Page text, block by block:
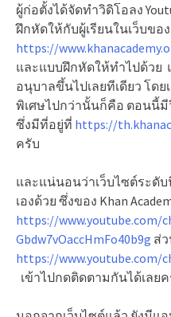
ผู้ก่อตั้งได้จัดทำวิดิโอลง
ฝึกหัดให้กับผู้เรียนในเว็บของ
https://
และแบบฝึกหัดให้ทำไปด้วย
อนุบาลขึ้นไปเลยทีเดียว โด
พิเศษไปกว่านั้นก็คือ ตอนนี้มี
ซึ่งมีที่อยู่ที่ https://
ครับ
และแน่นอนว่าเว็บไซต์ระดับ
เองด้วย ซึ่งของ Khan
https://www.youtube.com/
Gbdw7vOaccHmFo40b9g ส่
https://www.youtube.com/
เข้าไปกดติดตามกันได้เลย